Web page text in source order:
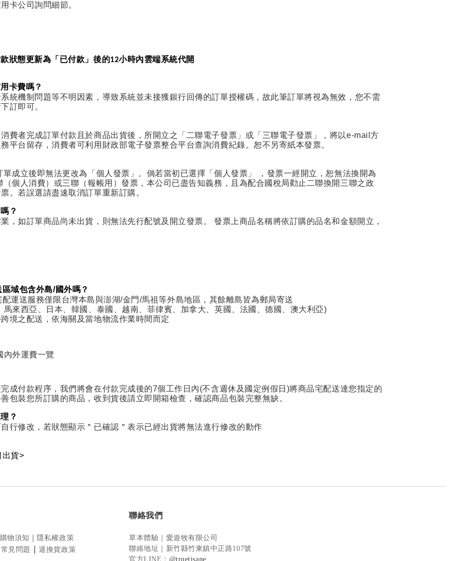
卡公司詢問細節。
狀態更新為「已付款」後的12小時內雲端系統代開
卡費嗎？
統機制問題等不明因素，導致系統並未接獲銀行回傳的訂單授權碼，故此筆訂單將視為無效，您不需
訂即可。
費者完成訂單付款且於商品出貨後，所開立之「二聯電子發票」或「三聯電子發票」，將以e-mail方
平台留存，消費者可利用財政部電子發票整合平台查詢消費紀錄。恕不另寄紙本發票。
成立後即無法更改為「個人發票」。倘若當初已選擇「個人發票」 ，發票一經開立，恕無法換開為
（個人消費）或三聯（報帳用）發票，本公司已盡告知義務，且為配合國稅局勸止二聯換開三聯之政
。若誤選請盡速取消訂單重新訂購。
？
，如訂單商品尚未出貨，則無法先行配號及開立發票。 發票上商品名稱將依訂購的品名和金額開立，
域包含外島/國外嗎？
運送服務僅限台灣本島與澎湖/金門/馬祖等外島地區，其餘離島皆為郵局寄送
來西亞、日本、韓國、泰國、越南、菲律賓、加拿大、英國、法國、德國、澳大利亞)
境之配送，依海關及當地物流作業時間而定
內外運費一覽
成付款程序，我們將會在付款完成後的7個工作日內(不含週休及國定例假日)將商品宅配送達您指定的
包裝您所訂購的商品，收到貨後請立即開箱檢查，確認商品包裝完整無缺。
？
行修改，若狀態顯示＂已確認＂表示已經出貨將無法進行修改的動作
出貨>
購物須知 隱私權政策
常見問題 ｜退換貨政策
聯絡我們
草本體驗｜愛遊牧有限公司
聯絡地址 ｜新竹縣竹東鎮中正路107號
官方LINE ： @truetisane